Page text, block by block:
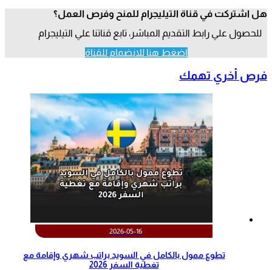
هل اشتركت في قناة التيليجرام للمنح وفرص العمل؟
للحصول علي رابط التقديم المباشر، تابع قناتنا علي التيليجرام
اضغط هنا للانضمام للقناة
فرص أخري تهمك
2026-05-16
تطوع ممول بالكامل في السويد براتب شهري وإقامة مع
تغطية السفر 2026